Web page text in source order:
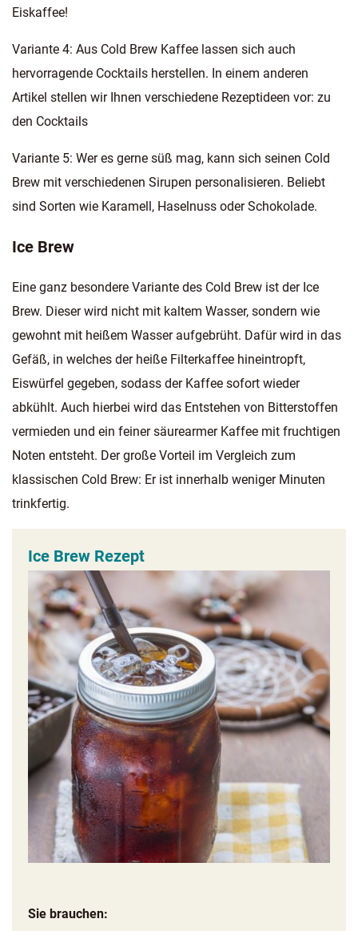
Eiskaffee!
Variante 4: Aus Cold Brew Kaffee lassen sich auch
hervorragende Cocktails herstellen. In einem anderen
Artikel stellen wir Ihnen verschiedene Rezeptideen vor: zu
den Cocktails
Variante 5: Wer es gerne süß mag, kann sich seinen Cold
Brew mit verschiedenen Sirupen personalisieren. Beliebt
sind Sorten wie Karamell, Haselnuss oder Schokolade.
Ice Brew
Eine ganz besondere Variante des Cold Brew ist der Ice
Brew. Dieser wird nicht mit kaltem Wasser, sondern wie
gewohnt mit heißem Wasser aufgebrüht. Dafür wird in das
Gefäß, in welches der heiße Filterkaffee hineintropft,
Eiswürfel gegeben, sodass der Kaffee sofort wieder
abkühlt. Auch hierbei wird das Entstehen von Bitterstoffen
vermieden und ein feiner säurearmer Kaffee mit fruchtigen
Noten entsteht. Der große Vorteil im Vergleich zum
klassischen Cold Brew: Er ist innerhalb weniger Minuten
trinkfertig.
Ice Brew Rezept
Sie brauchen: